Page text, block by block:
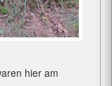
hier am